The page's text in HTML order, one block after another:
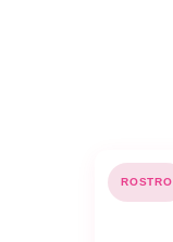
ROSTRO